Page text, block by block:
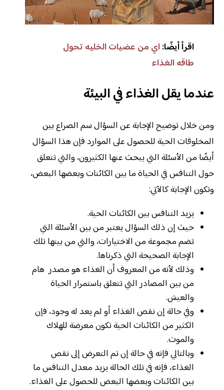
اقرأ أيضًا: اي من عضيات الخليه تحول
طاقه الغذاء
عندما يقل الغذاء في البيئة
ومن خلال توضيح الإجابة عن السؤال سم الصراع بين
المخلوقات الحية للحصول على الموارد فإن هذا السؤال
أيضًا من الأسئلة التي يبحث عنها الكثيرون، والتي تتعلق
حول التنافس في الحياة ما بين الكائنات وبعضها البعض،
وتكون الإجابة كالآتي:
يزيد التنافس بين الكائنات الحية.
حيث إن ذلك السؤال يعتبر من بين الأسئلة التي
تضم مجموعة من الاختيارات، والتي من بينها تلك
الإجابة الصحيحة التي ذكرناها.
وذلك لأنه من المعروف أن الغذاء هو مصدر هام
من بين المصادر التي تتعلق باستمرار الحياة
والعيش.
وفي حالة إن نقص الغذاء أو لم يعد له وجود، فإن
الكثير من الكائنات الحية تكون معرضة للهلاك
والموت.
وبالتالي فإنه في حالة إن تم التعرض إلى نقص
الغذاء، فإنه في تلك الحالة يزيد معدل التنافس ما
بين الكائنات وبعضها البعض للحصول على الغذاء.